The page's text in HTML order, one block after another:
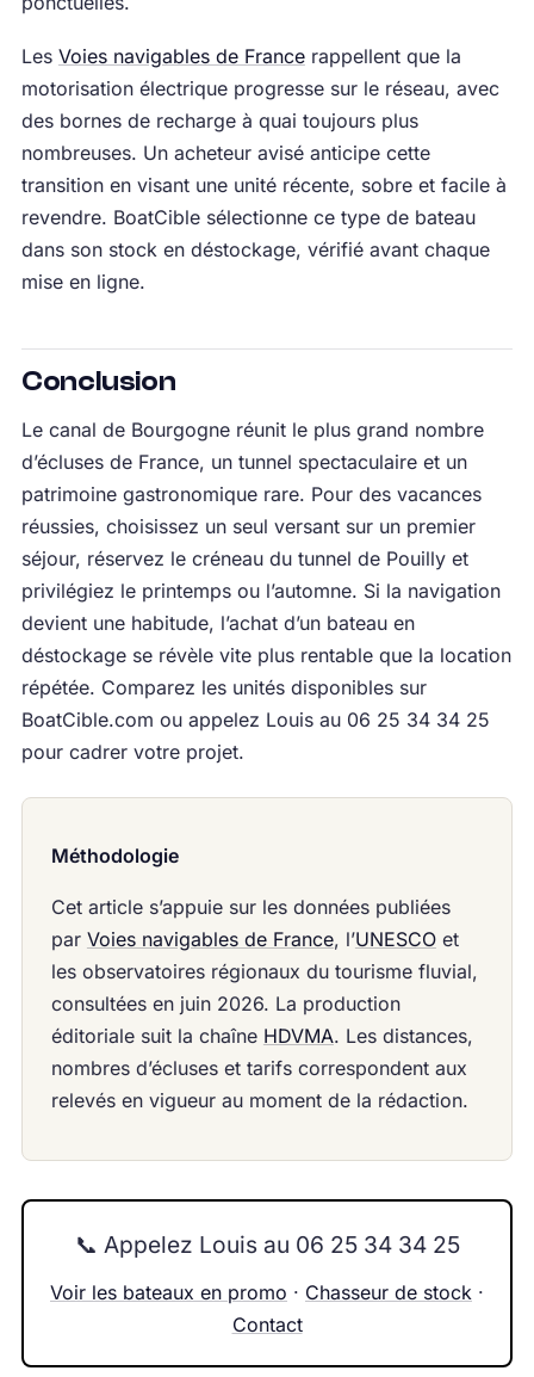
Les Voies navigables de Francerappellent que la
motorisation électrique progresse sur le réseau, avec
des bornes de recharge à quai toujours plus
nombreuses. Un acheteur avisé anticipe cette
transition en visant une unité récente, sobre et facile à
revendre. BoatCible sélectionne ce type de bateau
dans son stock en déstockage, vérifié avant chaque
mise en ligne.
Conclusion
Le canal de Bourgogne réunit le plus grand nombre
d’écluses de France, un tunnel spectaculaire et un
patrimoine gastronomique rare. Pour des vacances
réussies, choisissez un seul versant sur un premier
séjour, réservez le créneau du tunnel de Pouilly et
privilégiez le printemps ou l’automne. Si la navigation
devient une habitude, l’achat d’un bateau en
déstockage se révèle vite plus rentable que la location
répétée. Comparez les unités disponibles sur
BoatCible.com ou appelez Louis au 06 25 34 34 25
pour cadrer votre projet.
Méthodologie
Cet article s’appuie sur les données publiées
par Voies navigables de France, l’UNESCOet
les observatoires régionaux du tourisme fluvial,
consultées en juin 2026. La production
éditoriale suit la chaîne HDVMA. Les distances,
nombres d’écluses et tarifs correspondent aux
relevés en vigueur au moment de la rédaction.
📞 Appelez Louis au 06 25 34 34 25
Voir les bateaux en promo · Chasseur de stock ·
Contact